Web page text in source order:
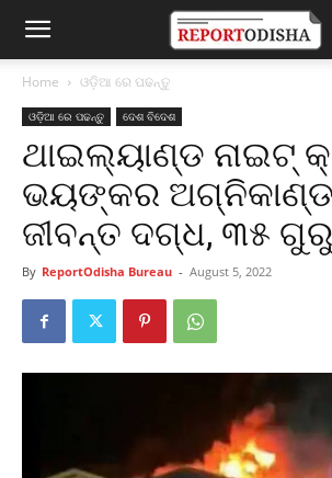
Home ଓଡ଼ିଆ ରେ ପଢନ୍ତୁ
ଓଡ଼ିଆ ରେ ପଢନ୍ତୁ ଦେଶ ବିଦେଶ
ଥାଇଲ୍ୟାଣ୍ଡ ନାଇଟ୍
ଭୟଙ୍କର
ଜୀବନ୍ତ ଦଗ୍ଧ, ୩୫
By ReportOdisha Bureau - August 5, 2022